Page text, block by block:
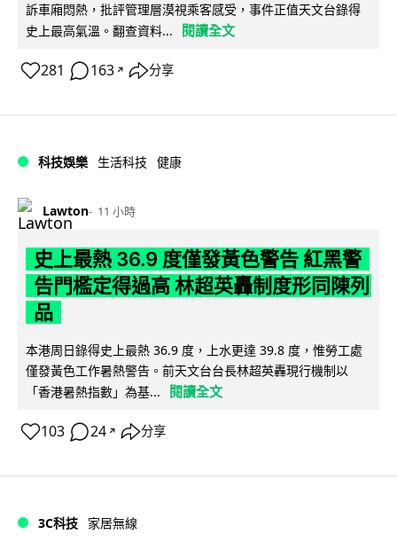
訴車廂悶熱，批評管理層漠視乘客感受，事件正值天文台錄得
史上最高氣溫。翻查資料...
閱讀全文
281 163 ↗ 分享
科技娛樂 生活科技 健康
Lawton 11 小時
史上最熱 36.9 度僅發黃色警告 紅黑警
告門檻定得過高 林超英轟制度形同陳列
品
本港周日錄得史上最熱 36.9 度，上水更達 39.8 度，惟勞工處
僅發黃色工作暑熱警告。前天文台台長林超英轟現行機制以
「香港暑熱指數」為基...
閱讀全文
103 24 ↗ 分享
3C科技 家居無線